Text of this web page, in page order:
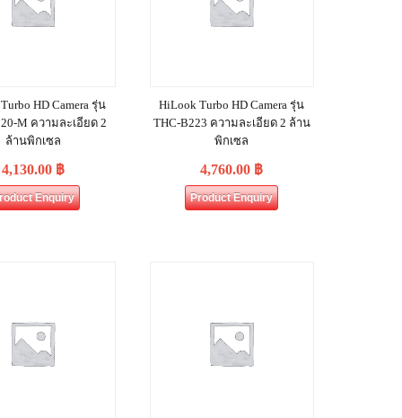
HD Camera รุ่น
M ความละเอียด 2
ล้านพิกเซล
4,130.00 ฿
Enquiry
HiLook Turbo HD Camera รุ่น
THC-B223 ความละเอียด 2 ล้าน
พิกเซล
4,760.00 ฿
Product Enquiry